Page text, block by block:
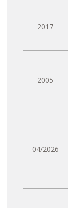
2017
2005
04/2026